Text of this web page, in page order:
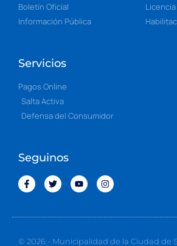
Boletín Oficial
Información Pública
Servicios
Pagos Online
Salta Activa
Defensa del Consumidor
Seguinos
© 2026 - Municipalidad de la Ciudad de